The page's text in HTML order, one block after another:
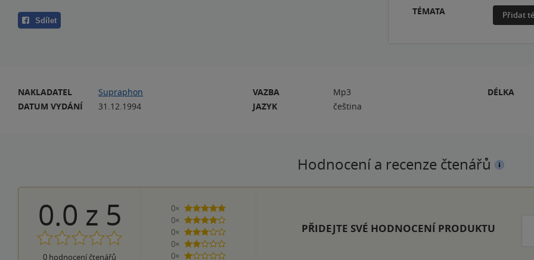
Sdílet
TÉMATA
Přidat
NAKLADATEL
Supraphon
DATUM VYDÁNÍ
31.12.1994
VAZBA
Mp3
JAZYK
čeština
DÉLKA
Hodnocení a recenze čtenářů
0.0 z 5
0 hodnocení čtenářů
0×
5 hvězdiček
0×
4 hvězdičky
0×
3 hvězdičky
0×
2 hvězdičky
0×
1 hvezdička
PŘIDEJTE SVÉ HODNOCENÍ PRODUKTU